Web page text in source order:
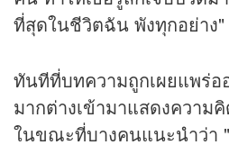
ที่สุดในชีวิตฉัน พังทุกอย่าง"
ทันทีที่บทความถูกเผยแพร่
มากต่างเข้ามาแสดงความ
ในขณะที่บางคนแนะนำว่า